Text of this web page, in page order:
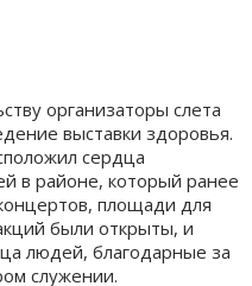
организаторы слета
выставки здоровья.
сердца
в районе, который ранее
площади для
были открыты, и
людей, благодарные за
служении.